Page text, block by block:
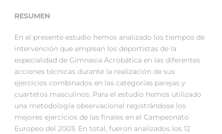
RESUMEN
En el presente estudio hemos analizado los tiempos de
intervención que emplean los deportistas de la
especialidad de Gimnasia Acrobática en las diferentes
acciones técnicas durante la realización de sus
ejercicios combinados en las categorías parejas y
cuartetos masculinos. Para el estudio hemos utilizado
una metodología observacional registrándose los
mejores ejercicios de las finales en el Campeonato
Europeo del 2003. En total, fueron analizados los 12